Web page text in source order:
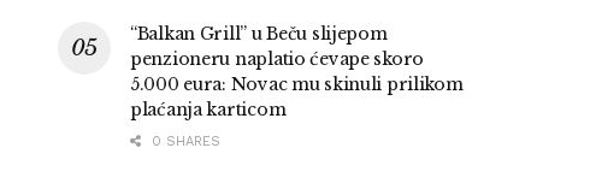
“Balkan Grill” u Beču slijepom
penzioneru naplatio ćevape skoro
5.000 eura: Novac mu skinuli prilikom
plaćanja karticom
0 SHARES